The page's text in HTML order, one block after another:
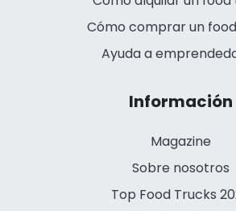
Cómo comprar un
Ayuda a
Información
Magazine
Sobre nosotros
Top Food Trucks